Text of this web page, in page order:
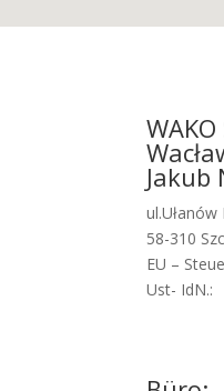
WAKO
Jakub
58-310
EU –
Ust-